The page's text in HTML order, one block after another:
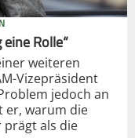
Rolle“
weiteren
Vizepräsident
jedoch an
er, warum die
als die